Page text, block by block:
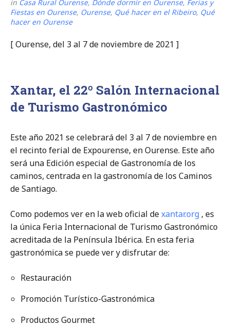
in Casa Rural Ourense, Dónde dormir en Ourense, Ferias y
Fiestas en Ourense, Ourense, Qué hacer en el Ribeiro, Qué
hacer en Ourense
[ Ourense, del 3 al 7 de noviembre de 2021 ]
Xantar, el 22º Salón Internacional
de Turismo Gastronómico
Este año 2021 se celebrará del 3 al 7 de noviembre en
el recinto ferial de Expourense, en Ourense. Este año
será una Edición especial de Gastronomía de los
caminos, centrada en la gastronomía de los Caminos
de Santiago.
Como podemos ver en la web oficial dexantar.org , es
la única Feria Internacional de Turismo Gastronómico
acreditada de la Península Ibérica. En esta feria
gastronómica se puede ver y disfrutar de:
Restauración
Promoción Turístico-Gastronómica
Productos Gourmet